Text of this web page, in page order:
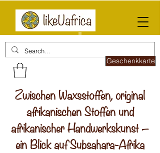
Geschenkkarte
Zwischen Waxsstoffen, original
afrikanischen Stoffen und
afrikanischer Handwerkskunst –
ein Blick auf Subsahara-Afrika